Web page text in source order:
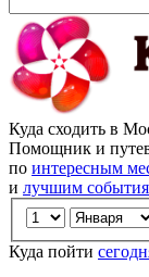
Куда сходить в
Помощник и
по интересным
и лучшим
Куда пойти